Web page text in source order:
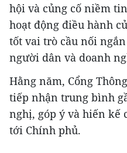
hội và củng cố niềm
hoạt động điều hành
tốt vai trò cầu nối
người dân và doanh
Hằng năm, Cổng
tiếp nhận trung bình
nghị, góp ý và hiến kế
tới Chính phủ.